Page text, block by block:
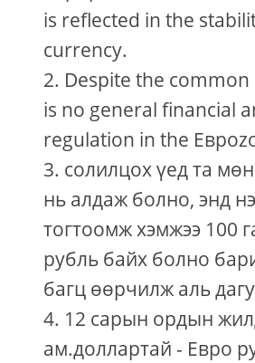
is reflected in the
currency.
Despite the
is no general financial
regulation in the
солилцох үед та
нь алдаж болно, энд
тогтоомж хэмжээ 100
рубль байх болно
багц өөрчилж аль
12 сарын ордын
ам.доллартай - Евро